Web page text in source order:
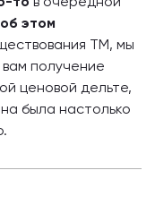
этом
ТМ, мы
получение
ценовой дельте,
была настолько